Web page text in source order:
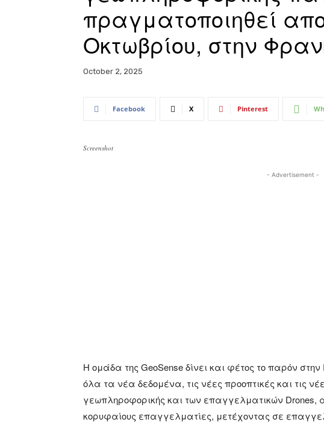
πραγματοποιηθεί
Οκτωβρίου, στην
October 2, 2025
Facebook X Pinterest
Screenshot
- Advertisement -
Η ομάδα της GeoSense δίνει και φέτος το παρόν
όλα τα νέα δεδομένα, τις νέες προοπτικές και τις
γεωπληροφορικής και των επαγγελματικών
κορυφαίους επαγγελματίες, μετέχοντας σε